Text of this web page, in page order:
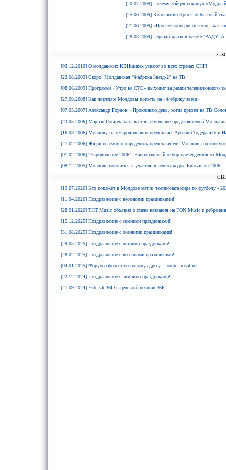
[20.07.2009] Почему Зайцев покинул
[25.06.2009] Константин Эрнст: «Опытный
[21.06.2009] «Прожекторперисхилтон» - как
[28.03.2009] Первый канал в пакете
[03.12.2010] О молдавских КВНщиках узнают во всех странах СНГ!
[23.08.2009] Скоро! Молдавская "Фабрика Звезд-2" на ТВ
[08.06.2009] Программа «Утро на СТС» выходит за рамки телевизионного
[27.09.2008] Как жителям Молдовы попасть на «Фабрику звезд»
[07.05.2007] Александр Гордон: «Проклинаю день, когда привел на ТВ
[23.05.2006] Мариан Стырча называет выступление представителей
[16.03.2006] Молдову на «Евровидении» представят Арсений Тодерашку и
[27.02.2006] Жюри не смогло определить представителя Молдовы на
[01.02.2006] "Евровидение 2006": Национальный отбор претендентов от
[08.12.2005] Молдова готовится к участию в телеконкурсе Eurovision 2006
[19.07.2026] Кто покажет в Молдове матчи чемпионата мира по футболу -
[11.04.2026] Поздравление с весенними праздниками!
[28.01.2026] ТНТ Music объявил о смене названия на FON Music и
[15.12.2025] Поздравление с зимними праздниками!
[31.08.2025] Поздравление с осенними праздниками!
[29.05.2025] Поздравление с летними праздниками!
[28.02.2025] Поздравление с весенними праздниками!
[04.01.2025] Форум работает по новому адресу - forum.frosat.net
[22.12.2024] Поздравление с зимними праздниками!
[27.09.2024] Eutelsat 36D в целевой позиции 36E